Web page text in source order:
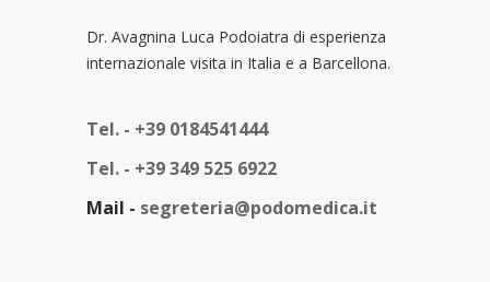
Dr. Avagnina Luca Podoiatra di esperienza
internazionale visita in Italia e a Barcellona.
Tel. - +39 0184541444
Tel. - +39 349 525 6922
Mail - segreteria@podomedica.it